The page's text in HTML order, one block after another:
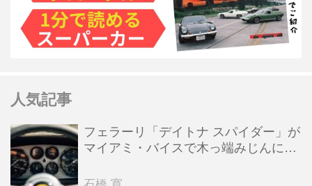
人気記事
フェラーリ「デイトナ スパイダー」が
マイアミ・バイスで木っ端みじんにな